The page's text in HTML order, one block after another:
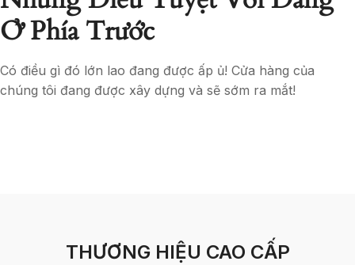
Ở Phía Trước
Có điều gì đó lớn lao đang được ấp ủ! Cửa hàng của
chúng tôi đang được xây dựng và sẽ sớm ra mắt!
THƯƠNG HIỆU CAO CẤP